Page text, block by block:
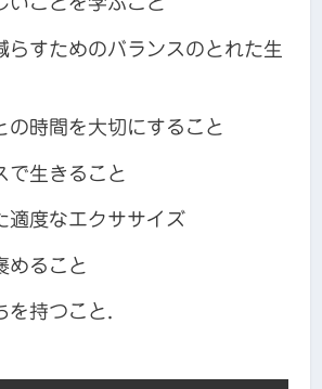
らすためのバランスのとれた生
の時間を大切にすること
で生きること
適度なエクササイズ
めること
を持つこと.